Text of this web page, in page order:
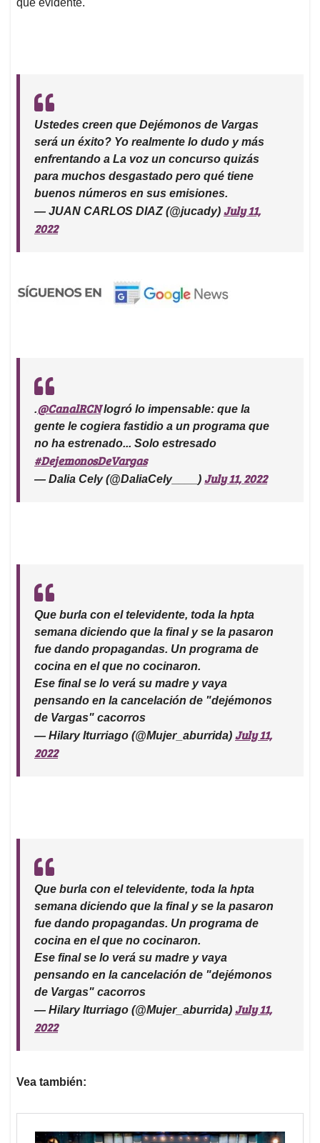
Ustedes creen que Dejémonos de Vargas
será un éxito? Yo realmente lo dudo y más
enfrentando a La voz un concurso quizás
para muchos desgastado pero qué tiene
buenos números en sus emisiones.
— JUAN CARLOS DIAZ (@jucady) July 11,
2022
.@CanalRCNlogró lo impensable: que la
gente le cogiera fastidio a un programa que
no ha estrenado... Solo estresado
#DejemonosDeVargas
— Dalia Cely (@DaliaCely____) July 11, 2022
Que burla con el televidente, toda la hpta
semana diciendo que la final y se la pasaron
fue dando propagandas. Un programa de
cocina en el que no cocinaron.
Ese final se lo verá su madre y vaya
pensando en la cancelación de "dejémonos
de Vargas" cacorros
— Hilary Iturriago (@Mujer_aburrida) July 11,
2022
Que burla con el televidente, toda la hpta
semana diciendo que la final y se la pasaron
fue dando propagandas. Un programa de
cocina en el que no cocinaron.
Ese final se lo verá su madre y vaya
pensando en la cancelación de "dejémonos
de Vargas" cacorros
— Hilary Iturriago (@Mujer_aburrida) July 11,
2022
Vea también: